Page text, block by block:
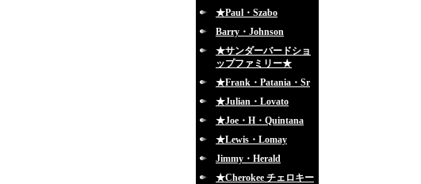
★Paul・Szabo
Barry・Johnson
★サンダーバードショ
ップファミリー★
★Frank・Patania・Sr
★Julian・Lovato
★Joe・H・Quintana
★Lewis・Lomay
Jimmy・Herald
★Cherokee チェロキー